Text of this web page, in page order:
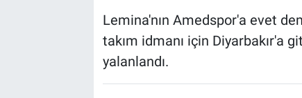
Lemina'nın Amedspor'a evet
takım idmanı için Diyarbakır'a
yalanlandı.